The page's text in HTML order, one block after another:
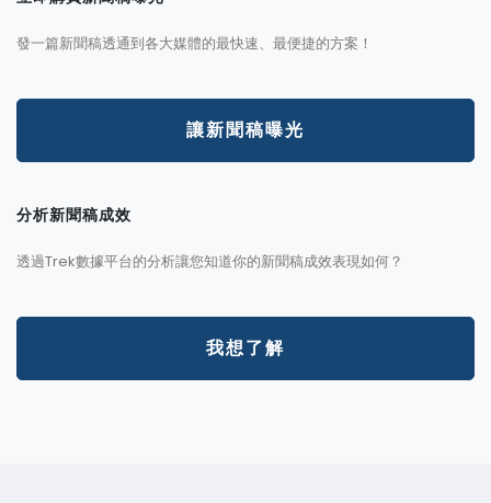
發一篇新聞稿透通到各大媒體的最快速、最便捷的方案！
讓新聞稿曝光
分析新聞稿成效
透過Trek數據平台的分析讓您知道你的新聞稿成效表現如何？
我想了解